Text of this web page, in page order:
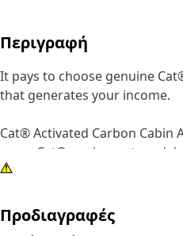
Περιγραφή
It pays to choose genuine
that generates your income.
Cat® Activated Carbon Cabin
some Cat® equipment
situations where odor is a
In addition to absorbing
products, activated carbon
Προδιαγραφές